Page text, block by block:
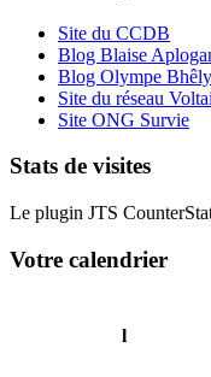
Site du CCDB
Blog Blaise
Blog Olympe
Site du réseau
Site ONG Survie
Stats de visites
Le plugin JTS
Votre calendrier
l